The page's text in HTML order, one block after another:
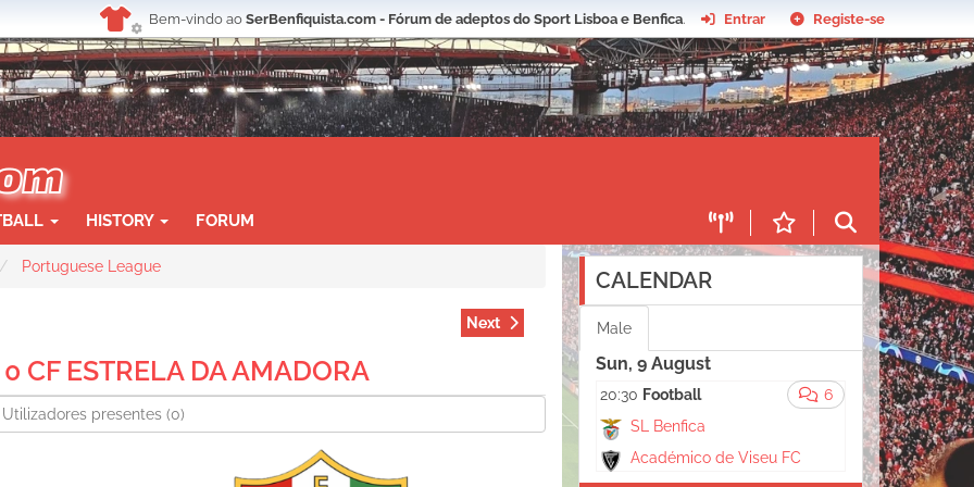
Bem-vindo ao SerBenfiquista.com - Fórum de adeptos do Sport Lisboa e Benfica. Entrar Registe-se
HISTORY FORUM
Portuguese League
Next
CF ESTRELA DA AMADORA
Utilizadores presentes(0)
CALENDAR
Male
Sun, 9 August
6
20:30 Football
SL Benfica
Académico de Viseu FC